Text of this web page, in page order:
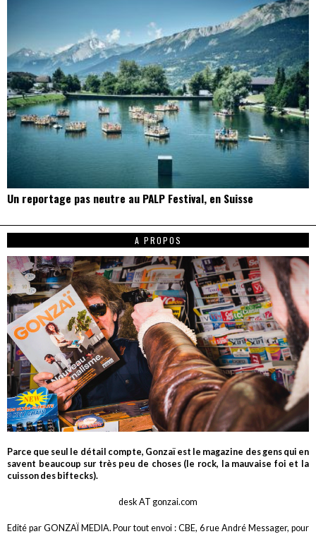
Un reportage pas neutre au PALP Festival, en Suisse
A PROPOS
Parce que seul le détail compte, Gonzaï est le magazine des gens qui en
savent beaucoup sur très peu de choses (le rock, la mauvaise foi et la
cuisson des biftecks).
desk AT gonzai.com
Edité par GONZAÏ MEDIA. Pour tout envoi : CBE, 6 rue André Messager, pour